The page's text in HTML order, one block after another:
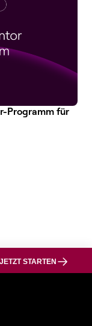
Programm für
JETZT STARTEN